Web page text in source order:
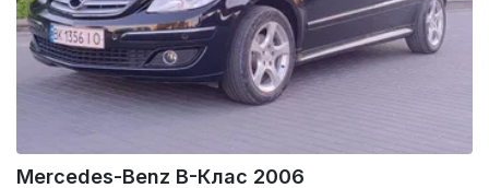
Mercedes-Benz B-Клас 2006